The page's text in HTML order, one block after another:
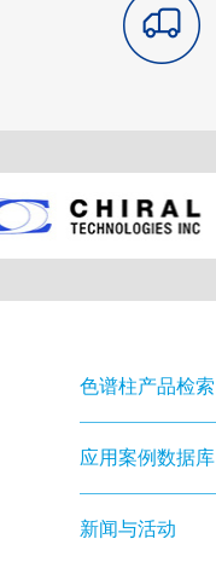
色谱柱产品检索
应用案例数据库
新闻与活动